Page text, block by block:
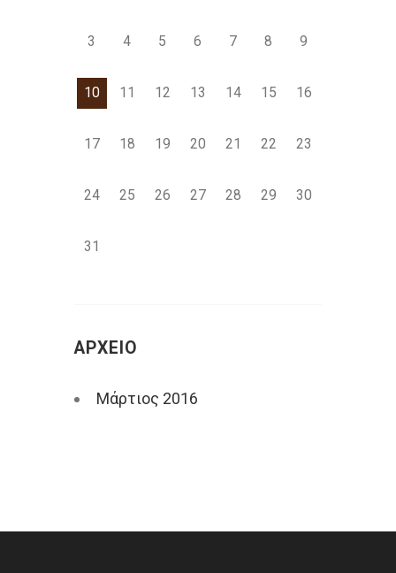
3 4 5 6 7 8 9
10 11 12 13 14 15 16
17 18 19 20 21 22 23
24 25 26 27 28 29 30
31
ΑΡΧΕΊΟ
Μάρτιος 2016